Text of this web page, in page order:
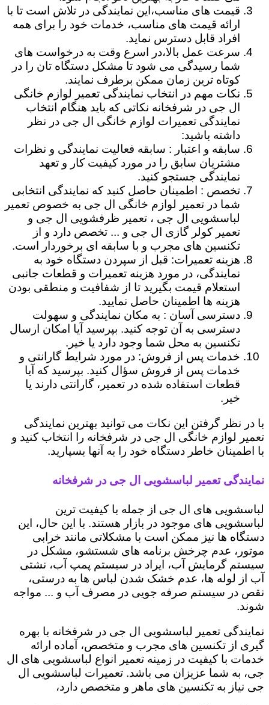
قیمت های مناسب،این نمایندگی در تلاش است تا با
ارائه قیمت های مناسب، خدمات خود را برای همه
افراد قابل دسترس نماید.
سرعت عمل بالا،در اسرع وقت به درخواست های
شما رسیدگی می شود تا مشکل دستگاه تان را در
کوتاه ترین زمان ممکن برطرف نمایند.
نکات مهم در انتخاب نمایندگی تعمیر لوازم خانگی
ال جی در شرفخانه نکاتی که باید هنگام انتخاب
نمایندگی تعمیرات لوازم خانگی ال جی در نظر
داشته باشید:
سابقه و اعتبار : سابقه فعالیت نمایندگی و نظرات
مشتریان سابق را در مورد کیفیت کار و تعهد
نمایندگی جستجو کنید.
تخصص : اطمینان حاصل کنید که نمایندگی انتخابی
شما در تعمیر لوازم خانگی ال جی به خصوص تعمیر
لباسشویی ال جی ، تعمیر ظرفشویی ال جی و
تعمیر کولر گازی ال جی و ... تخصص دارد و از
تکنسین های مجرب و با سابقه ای برخوردار است.
هزینه تعمیرات: قبل از سپردن دستگاه خود به
نمایندگی، در مورد هزینه تعمیرات و قطعات جانبی
استعلام قیمت بگیرید تا از شفافیت و منطقی بودن
هزینه ها اطمینان حاصل نمایید.
دسترسی آسان : به مکان نمایندگی و سهولت
دسترسی به آن توجه کنید. بپرسید آیا امکان ارسال
تکنسین به محل شما وجود دارد یا خیر.
خدمات پس از فروش: در مورد شرایط گارانتی و
خدمات پس از فروش سؤال کنید. بپرسید که آیا
قطعات استفاده شده در تعمیر، گارانتی دارند یا
خیر.
با در نظر گرفتن این نکات می توانید بهترین نمایندگی
تعمیر لوازم خانگی ال جی در شرفخانه را انتخاب کنید و
با اطمینان خاطر دستگاه خود را به آنها بسپارید.
نمایندگی تعمیر لباسشویی ال جی در شرفخانه
لباسشویی های ال جی از جمله با کیفیت ترین
لباسشویی های موجود در بازار هستند. با این حال، این
دستگاه ها نیز ممکن است با مشکلاتی مانند خرابی
موتور، عدم چرخش برنامه های شستشو، مشکل در
سیستم گرمایش آب، ایراد در سیستم پمپ آب، نشتی
آب از لوله ها، عدم خشک شدن لباس ها به درستی،
نقص در سیستم صرفه جویی در مصرف آب و ... مواجه
شوند.
نمایندگی تعمیر لباسشویی ال جی در شرفخانه با بهره
گیری از تکنسین های مجرب و متخصص، آماده ارائه
خدمات با کیفیت در زمینه تعمیر انواع لباسشویی های ال
جی، به شما عزیزان می باشد. تعمیرات لباسشویی ال
جی نیاز به تکنسین های ماهر و متخصص دارد،